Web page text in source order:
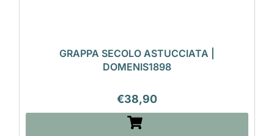
GRAPPA SECOLO ASTUCCIATA |
DOMENIS1898
€38,90